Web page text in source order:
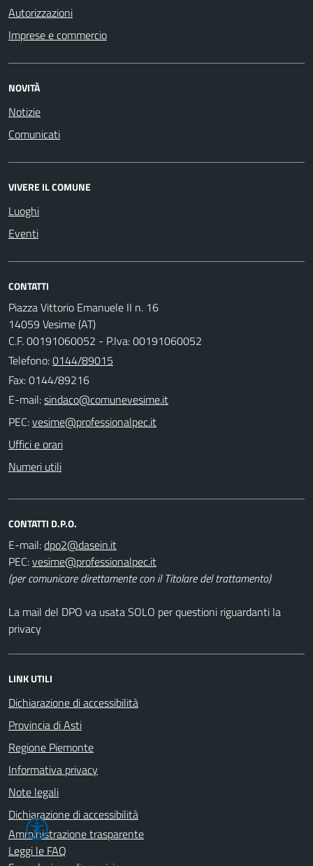
Autorizzazioni
Imprese e commercio
NOVITÀ
Notizie
Comunicati
VIVERE IL COMUNE
Luoghi
Eventi
CONTATTI
Piazza Vittorio Emanuele II n. 16
14059 Vesime (AT)
C.F. 00191060052 - P.Iva: 00191060052
Telefono:0144/89015
Fax: 0144/89216
E-mail:
PEC:
Uffici e orari
Numeri utili
CONTATTI D.P.O.
E-mail:
PEC:
(per comunicare direttamente con il Titolare del trattamento)
La mail del DPO va usata SOLO per questioni riguardanti la
privacy
LINK UTILI
Dichiarazione di accessibilità
Provincia di Asti
Regione Piemonte
Informativa privacy
Note legali
Dichiarazione di accessibilità
Amministrazione trasparente
Leggi le FAQ